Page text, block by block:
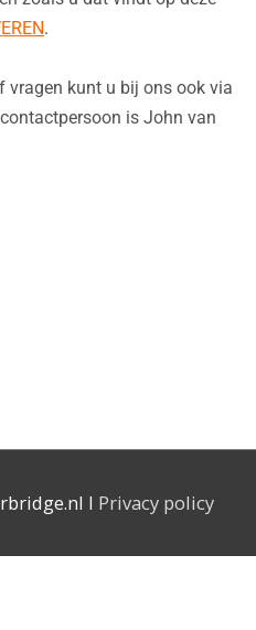
.
vragen kunt u bij ons ook via
is John van
I Privacy policy